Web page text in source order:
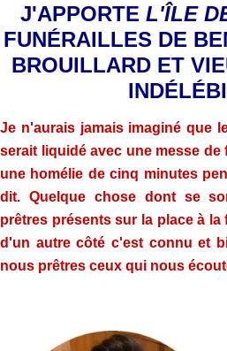
J'APPORTE L'ÎLE
FUNÉRAILLES DE
BROUILLARD ET
Je n'aurais jamais imaginé que
serait liquidé avec une messe
une homélie de cinq minutes
dit. Quelque chose dont se
prêtres présents sur la place à la
d'un autre côté c'est connu et
nous prêtres ceux qui nous